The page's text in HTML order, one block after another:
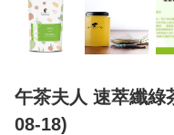
午茶夫人 速萃纖綠
08-18)